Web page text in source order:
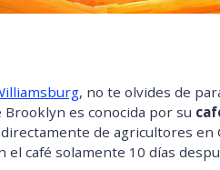
, no te olvides de
Brooklyn es conocida por su
de agricultores
el café solamente 10 días